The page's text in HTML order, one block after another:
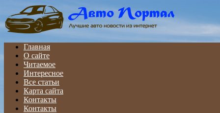
Главная
О сайте
Читаемое
Интересное
Все статьи
Карта сайта
Контакты
Контакты